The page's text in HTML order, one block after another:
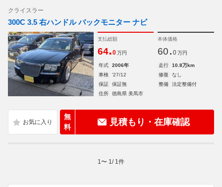
クライスラー
300C 3.5 右ハンドル バックモニター ナビ
支払総額
64.0 万円
本体価格
60. 0 万円
年式 2006年 走行
10.8万km
車検
'27/12 修復
なし
保証
保証無 整備
法定整備付
住所
徳島県 美馬市
無
料
見積もり・在庫確認
1 〜 1 / 1 件